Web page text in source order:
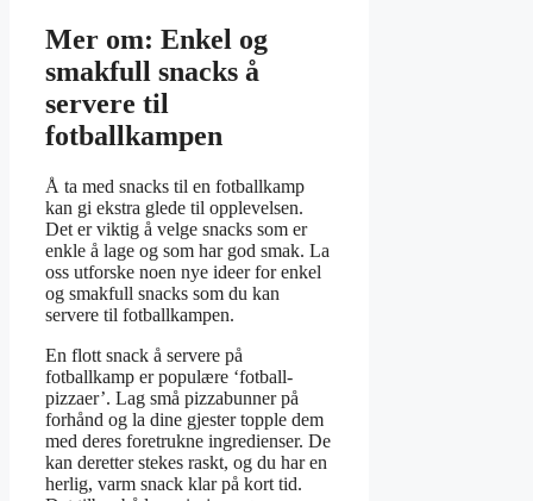
Mer om: Enkel og
smakfull snacks å
servere til
fotballkampen
Å ta med snacks til en fotballkamp
kan gi ekstra glede til opplevelsen.
Det er viktig å velge snacks som er
enkle å lage og som har god smak. La
oss utforske noen nye ideer for enkel
og smakfull snacks som du kan
servere til fotballkampen.
En flott snack å servere på
fotballkamp er populære ‘fotball-
pizzaer’. Lag små pizzabunner på
forhånd og la dine gjester topple dem
med deres foretrukne ingredienser. De
kan deretter stekes raskt, og du har en
herlig, varm snack klar på kort tid.